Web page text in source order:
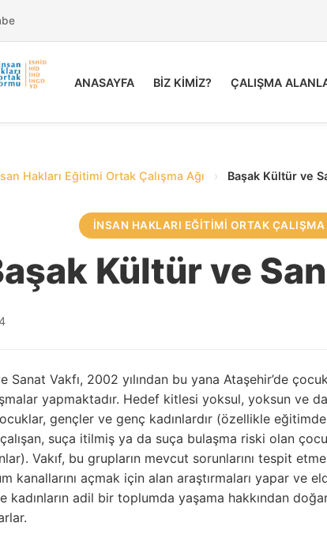
ANASAYFA BİZ KİMİZ? ÇALIŞMA
Hakları Eğitimi Ortak Çalışma Ağı › Başak Kültür ve
İNSAN HAKLARI EĞITIMI ORTAK ÇALIŞMA
Kültür ve
Sanat Vakfı, 2002 yılından bu yana Ataşehir’de
yapmaktadır. Hedef kitlesi yoksul, yoksun ve
gençler ve genç kadınlardır (özellikle
suça itilmiş ya da suça bulaşma riski olan
Vakıf, bu grupların mevcut sorunlarını tespit
kanallarını açmak için alan araştırmaları yapar ve
kadınların adil bir toplumda yaşama hakkından